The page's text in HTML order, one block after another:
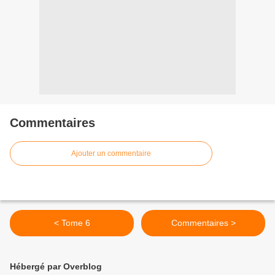
Commentaires
Ajouter un commentaire
< Tome 6 Commentaires >
Hébergé par Overblog